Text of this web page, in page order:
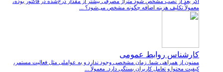
معمولاً تکلیف هزینه اضافه چگونه مشخص می‌شود؟ ...
کارشناس روابط عمومی
ممنون از همراهی شما. زمان مشخصی وجود ندارد و به عواملی مثل فعالیت مستمر،
کیفیت محتوا و تعامل کاربران بستگی دارد. معمولاً ...